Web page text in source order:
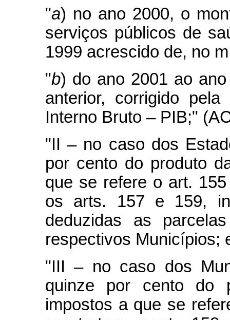
"a) no ano 2000, o
serviços públicos de
1999 acrescido de, no
"b) do ano 2001 ao
anterior, corrigido
Interno Bruto – PIB;"
"II – no caso dos
por cento do produto
que se refere o art.
os arts. 157 e 159,
deduzidas as
respectivos Municípios;
"III – no caso dos
quinze por cento do
impostos a que se